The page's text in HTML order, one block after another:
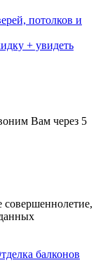
потолков и
+ увидеть
Вам через 5
совершеннолетие,
балконов